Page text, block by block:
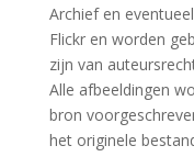
Archief en
Flickr en worden
zijn van
Alle afbeeldingen
bron
het originele